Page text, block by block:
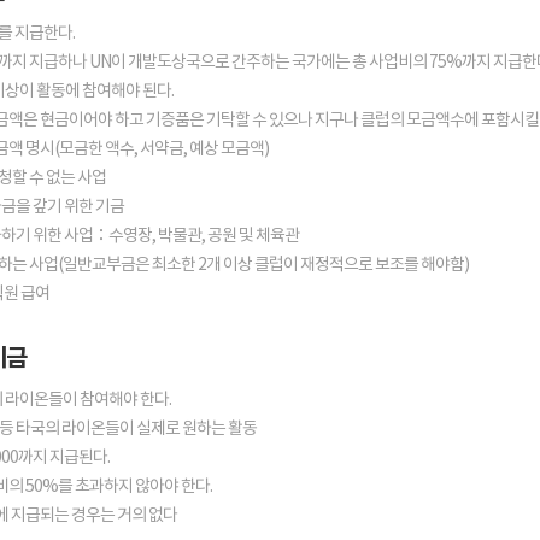
지급한다.
지 지급하나 UN이 개발도상국으로 간주하는 국가에는 총 사업비의 75%까지 지급한
이 활동에 참여해야 된다.
액은 현금이어야 하고 기증품은 기탁할 수 있으나 지구나 클럽의 모금액수에 포함시
액 명시(모금한 액수, 서약금, 예상 모금액)
할 수 없는 사업
을 갚기 위한 기금
기 위한 사업：수영장, 박물관, 공원 및 체육관
는 사업(일반교부금은 최소한 2개 이상 클럽이 재정적으로 보조를 해야함)
급여
금
이온들이 참여해야 한다.
타국의 라이온들이 실제로 원하는 활동
까지 지급된다.
의 50%를 초과하지 않아야 한다.
지급되는 경우는 거의 없다